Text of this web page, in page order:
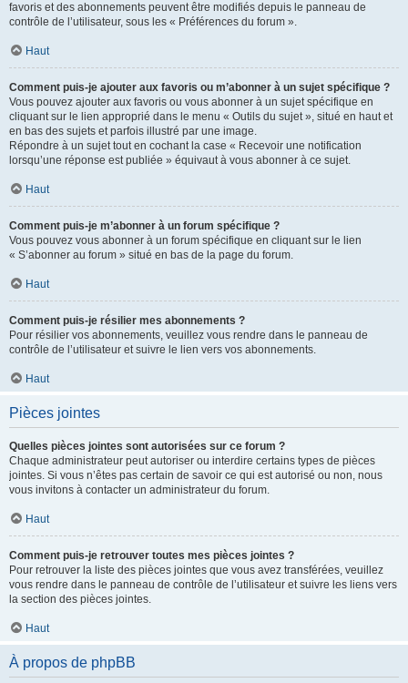
favoris et des abonnements peuvent être modifiés depuis le panneau de
contrôle de l’utilisateur, sous les « Préférences du forum ».
Haut
Comment puis-je ajouter aux favoris ou m’abonner à un sujet spécifique ?
Vous pouvez ajouter aux favoris ou vous abonner à un sujet spécifique en
cliquant sur le lien approprié dans le menu « Outils du sujet », situé en haut et
en bas des sujets et parfois illustré par une image.
Répondre à un sujet tout en cochant la case « Recevoir une notification
lorsqu’une réponse est publiée » équivaut à vous abonner à ce sujet.
Haut
Comment puis-je m’abonner à un forum spécifique ?
Vous pouvez vous abonner à un forum spécifique en cliquant sur le lien
« S’abonner au forum » situé en bas de la page du forum.
Haut
Comment puis-je résilier mes abonnements ?
Pour résilier vos abonnements, veuillez vous rendre dans le panneau de
contrôle de l’utilisateur et suivre le lien vers vos abonnements.
Haut
Pièces jointes
Quelles pièces jointes sont autorisées sur ce forum ?
Chaque administrateur peut autoriser ou interdire certains types de pièces
jointes. Si vous n’êtes pas certain de savoir ce qui est autorisé ou non, nous
vous invitons à contacter un administrateur du forum.
Haut
Comment puis-je retrouver toutes mes pièces jointes ?
Pour retrouver la liste des pièces jointes que vous avez transférées, veuillez
vous rendre dans le panneau de contrôle de l’utilisateur et suivre les liens vers
la section des pièces jointes.
Haut
À propos de phpBB